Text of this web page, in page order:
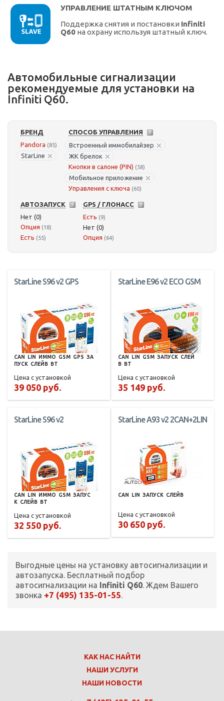
УПРАВЛЕНИЕ ШТАТНЫМ КЛЮЧОМ
Поддержка снятия и постановки Infiniti
Q60 на охрану используя штатный ключ.
Автомобильные сигнализации
рекомендуемые для установки на
Infiniti Q60.
БРЕНД
Pandora (85)
StarLine
СПОСОБ УПРАВЛЕНИЯ
Встроенный иммобилайзер
ЖК брелок
Кнопки в салоне (PIN) (58)
Мобильное приложение
Управления с ключа (60)
АВТОЗАПУСК
Нет (0)
Опция (18)
Есть (55)
GPS / ГЛОНАСС
Есть (9)
Нет (0)
Опция (64)
StarLine S96 v2 GPS
CAN LIN ИММО GSM GPS ЗА
ПУСК СЛЕЙВ BT
Цена с установкой
39 050 руб.
StarLine E96 v2 ECO GSM
CAN LIN GSM ЗАПУСК СЛЕЙ
В
BT
Цена с установкой
35 149 руб.
StarLine S96 v2
CAN LIN ИММО GSM ЗАПУС
К СЛЕЙВ BT
Цена с установкой
32 550 руб.
StarLine A93 v2 2CAN+2LIN
CAN LIN ЗАПУСК СЛЕЙВ
Цена с установкой
30 650 руб.
Выгодные цены на установку автосигнализации и
автозапуска. Бесплатный подбор
автосигнализации на
Infiniti Q60. Ждем Вашего
звонка +7 (495) 135-01-55.
КАК НАС НАЙТИ
НАШИ УСЛУГИ
НАШИ НОВОСТИ